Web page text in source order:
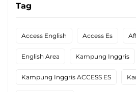
Tag
Access English Access Es
English Area Kampung Inggris
Kampung Inggris ACCESS ES